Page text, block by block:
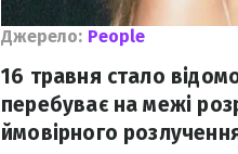
Джерело: People
16 травня стало
перебуває на межі
ймовірного